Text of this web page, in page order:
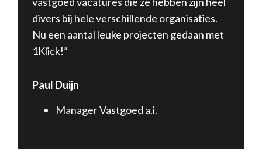
divers bij hele verschillende organisaties.
Nu een aantal leuke projecten gedaan met
1Klick!”
Paul Duijn
Manager Vastgoed a.i.